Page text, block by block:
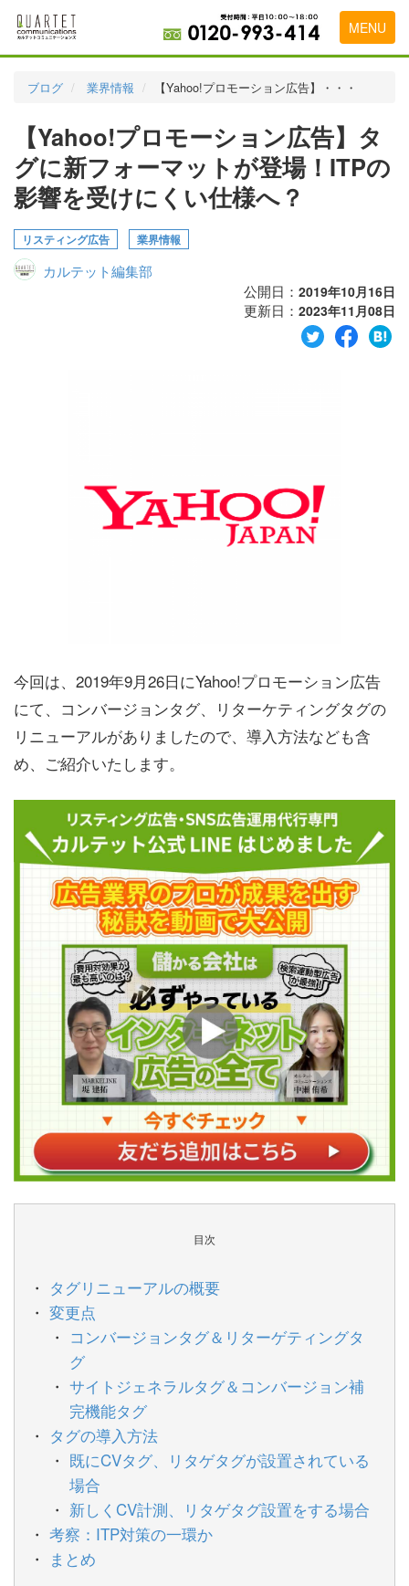
MENU
実績・お客様の声
初めて導入をお考えの方
広告代理店・HP制作会社様へ
ブログ 業界情報 【Yahoo!プロモーション広告】・・・
【Yahoo!プロモーション広告】タ
グに新フォーマットが登場！ITPの
影響を受けにくい仕様へ？
リスティング広告 業界情報
カルテット編集部
公開日： 2019年10月16日
更新日： 2023年11月08日
今回は、2019年9月26日にYahoo!プロモーション広告
にて、コンバージョンタグ、リターケティングタグの
リニューアルがありましたので、導入方法なども含
め、ご紹介いたします。
目次
タグリニューアルの概要
変更点
コンバージョンタグ＆リターゲティングタ
グ
サイトジェネラルタグ＆コンバージョン補
完機能タグ
タグの導入方法
既にCVタグ、リタゲタグが設置されている
場合
新しくCV計測、リタゲタグ設置をする場合
考察：ITP対策の一環か
まとめ